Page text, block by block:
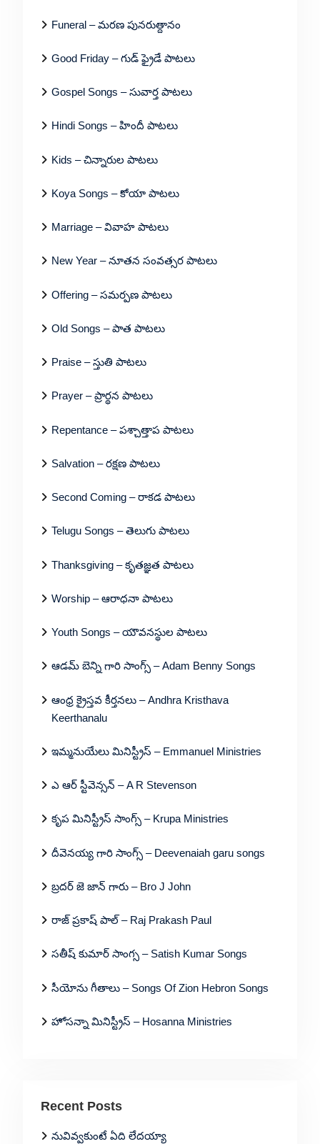
Funeral – మరణ పునరుత్దానం
Good Friday – గుడ్ ఫ్రైడే పాటలు
Gospel Songs – సువార్త పాటలు
Hindi Songs – హిందీ పాటలు
Kids – చిన్నారుల పాటలు
Koya Songs – కోయా పాటలు
Marriage – వివాహ పాటలు
New Year – నూతన సంవత్సర పాటలు
Offering – సమర్పణ పాటలు
Old Songs – పాత పాటలు
Praise – స్తుతి పాటలు
Prayer – ప్రార్థన పాటలు
Repentance – పశ్చాత్తాప పాటలు
Salvation – రక్షణ పాటలు
Second Coming – రాకడ పాటలు
Telugu Songs – తెలుగు పాటలు
Thanksgiving – కృతజ్ఞత పాటలు
Worship – ఆరాధనా పాటలు
Youth Songs – యౌవనస్థుల పాటలు
ఆడమ్ బెన్ని గారి సాంగ్స్ – Adam Benny Songs
ఆంధ్ర క్రైస్తవ కీర్తనలు – Andhra Kristhava
Keerthanalu
ఇమ్మనుయేలు మినిస్ట్రీస్ – Emmanuel Ministries
ఎ ఆర్ స్టీవెన్సన్ – A R Stevenson
కృప మినిస్ట్రీస్ సాంగ్స్ – Krupa Ministries
దీవెనయ్య గారి సాంగ్స్ – Deevenaiah garu songs
బ్రదర్ జె జాన్ గారు – Bro J John
రాజ్ ప్రకాష్ పాల్ – Raj Prakash Paul
సతీష్ కుమార్ సాంగ్స – Satish Kumar Songs
సీయోను గీతాలు – Songs Of Zion Hebron Songs
హోసన్నా మినిస్ట్రీస్ – Hosanna Ministries
Recent Posts
నువివ్వకుంటే ఏది లేదయ్యా